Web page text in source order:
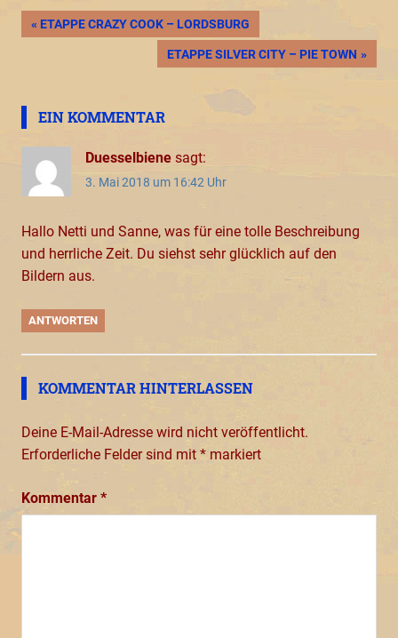
Beitragsnavigation
VORHERIGER
ETAPPE CRAZY COOK – LORDSBURG
NÄCHSTER
BEITRAG:
ETAPPE SILVER CITY – PIE TOWN
EIN KOMMENTAR
Duesselbiene sagt:
3. Mai 2018 um 16:42 Uhr
Hallo Netti und Sanne, was für eine tolle Beschreibung
und herrliche Zeit. Du siehst sehr glücklich auf den
Bildern aus.
ANTWORTEN
KOMMENTAR HINTERLASSEN
Deine E-Mail-Adresse wird nicht veröffentlicht.
Erforderliche Felder sind mit * markiert
Kommentar *